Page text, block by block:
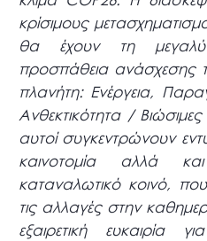
κρίσιμους
θα έχουν τη
προσπάθεια ανάσχεσης
πλανήτη: Ενέργεια,
Ανθεκτικότητα /
αυτοί συγκεντρώνουν
καινοτομία αλλά
καταναλωτικό κοινό,
τις αλλαγές στην
εξαιρετική ευκαιρία